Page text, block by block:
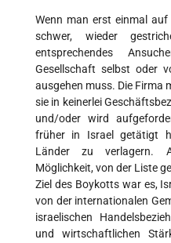
Wenn man erst einmal
schwer, wieder
entsprechendes
Gesellschaft selbst oder
ausgehen muss. Die Firma
sie in keinerlei
und/oder wird
früher in Israel getätigt
Länder zu verlagern.
Möglichkeit, von der Liste
Ziel des Boykotts war es,
von der internationalen
israelischen
und wirtschaftlichen